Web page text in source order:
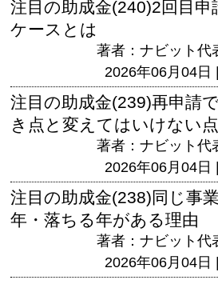
注目の助成金(240)2回目申
ケースとは
著者：ナビット代
2026年06月04日 |
注目の助成金(239)再申請
き点と変えてはいけない点
著者：ナビット代
2026年06月04日 |
注目の助成金(238)同じ事
年・落ちる年がある理由
著者：ナビット代
2026年06月04日 |